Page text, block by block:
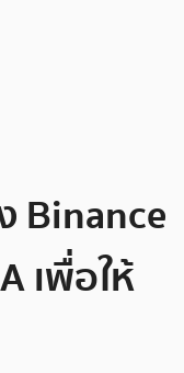
Binance
เพื่อให้